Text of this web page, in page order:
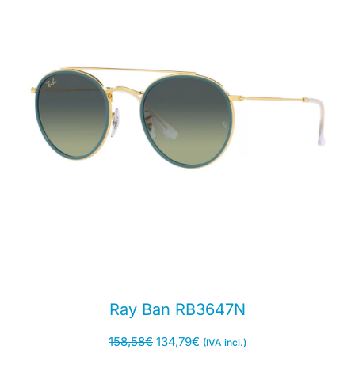
Ray Ban RB3647N
158,58€ 134,79€ (IVA incl.)